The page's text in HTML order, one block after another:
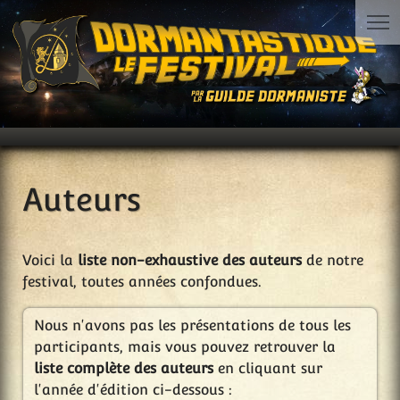
Auteurs
Voici la liste non-exhaustive des auteursde notre
festival, toutes années confondues.
Nous n'avons pas les présentations de tous les
participants, mais vous pouvez retrouver la
liste complète des auteursen cliquant sur
l'année d'édition ci-dessous :